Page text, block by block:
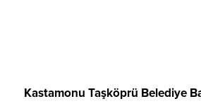
Kastamonu Taşköprü Belediye